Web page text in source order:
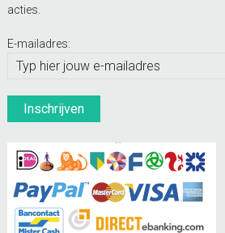
acties.
E-mailadres: